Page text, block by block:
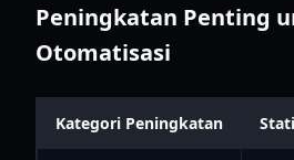
Peningkatan Penting
Otomatisasi
Kategori Peningkatan